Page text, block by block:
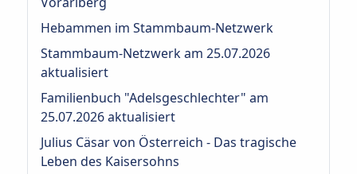
Hebammen im Stammbaum-Netzwerk
Stammbaum-Netzwerk am 25.07.2026
aktualisiert
Familienbuch "Adelsgeschlechter" am
25.07.2026 aktualisiert
Julius Cäsar von Österreich - Das tragische
Leben des Kaisersohns